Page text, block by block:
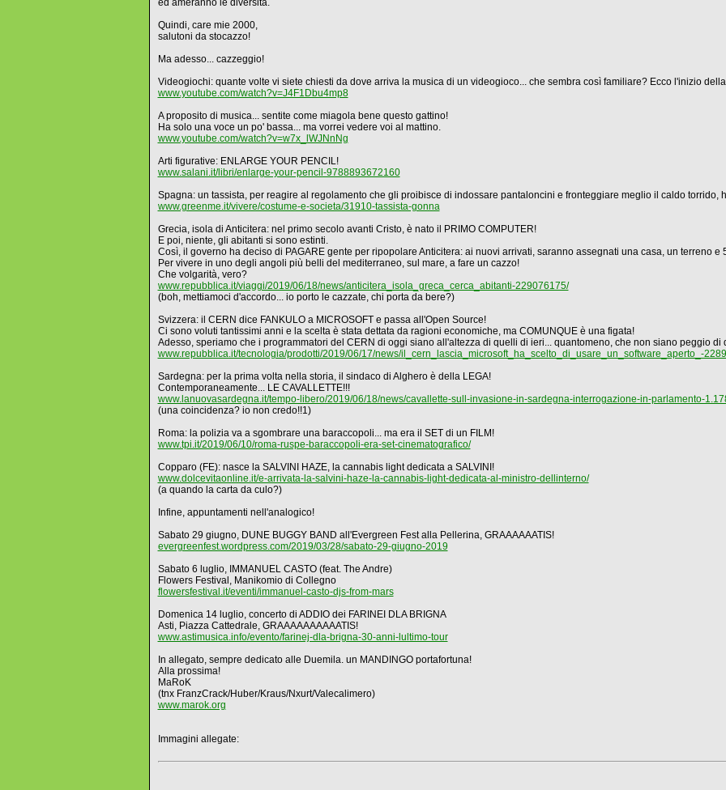
ed ameranno le diversità.
Quindi, care mie 2000,
salutoni da stocazzo!
Ma adesso... cazzeggio!
Videogiochi: quante volte vi siete chiesti da dove arriva la musica di un videogioco... che sembra così familiare? Ecco l'inizio
www.youtube.com/watch?v=J4F1Dbu4mp8
A proposito di musica... sentite come miagola bene questo gattino!
Ha solo una voce un po' bassa... ma vorrei vedere voi al mattino.
www.youtube.com/watch?v=w7x_lWJNnNg
Arti figurative: ENLARGE YOUR PENCIL!
www.salani.it/libri/enlarge-your-pencil-9788893672160
Spagna: un tassista, per reagire al regolamento che gli proibisce di indossare pantaloncini e fronteggiare meglio il caldo torrido,
www.greenme.it/vivere/costume-e-societa/31910-tassista-gonna
Grecia, isola di Anticitera: nel primo secolo avanti Cristo, è nato il PRIMO COMPUTER!
E poi, niente, gli abitanti si sono estinti.
Così, il governo ha deciso di PAGARE gente per ripopolare Anticitera: ai nuovi arrivati, saranno assegnati una casa, un terreno e
Per vivere in uno degli angoli più belli del mediterraneo, sul mare, a fare un cazzo!
Che volgarità, vero?
www.repubblica.it/viaggi/2019/06/18/news/anticitera_isola_greca_cerca_abitanti-229076175/
(boh, mettiamoci d'accordo... io porto le cazzate, chi porta da bere?)
Svizzera: il CERN dice FANKULO a MICROSOFT e passa all'Open Source!
Ci sono voluti tantissimi anni e la scelta è stata dettata da ragioni economiche, ma COMUNQUE è una figata!
Adesso, speriamo che i programmatori del CERN di oggi siano all'altezza di quelli di ieri... quantomeno, che non siano peggio di
www.repubblica.it/tecnologia/prodotti/2019/06/17/news/il_cern_lascia_microsoft_ha_scelto_di_usare_un_software_aperto_-
Sardegna: per la prima volta nella storia, il sindaco di Alghero è della LEGA!
Contemporaneamente... LE CAVALLETTE!!!
www.lanuovasardegna.it/tempo-libero/2019/06/18/news/cavallette-sull-invasione-in-sardegna-interrogazione-in-parlamento-
(una coincidenza? io non credo!!1)
Roma: la polizia va a sgombrare una baraccopoli... ma era il SET di un FILM!
www.tpi.it/2019/06/10/roma-ruspe-baraccopoli-era-set-cinematografico/
Copparo (FE): nasce la SALVINI HAZE, la cannabis light dedicata a SALVINI!
www.dolcevitaonline.it/e-arrivata-la-salvini-haze-la-cannabis-light-dedicata-al-ministro-dellinterno/
(a quando la carta da culo?)
Infine, appuntamenti nell'analogico!
Sabato 29 giugno, DUNE BUGGY BAND all'Evergreen Fest alla Pellerina, GRAAAAAATIS!
evergreenfest.wordpress.com/2019/03/28/sabato-29-giugno-2019
Sabato 6 luglio, IMMANUEL CASTO (feat. The Andre)
Flowers Festival, Manikomio di Collegno
flowersfestival.it/eventi/immanuel-casto-djs-from-mars
Domenica 14 luglio, concerto di ADDIO dei FARINEI DLA BRIGNA
Asti, Piazza Cattedrale, GRAAAAAAAAAATIS!
www.astimusica.info/evento/farinej-dla-brigna-30-anni-lultimo-tour
In allegato, sempre dedicato alle Duemila. un MANDINGO portafortuna!
Alla prossima!
MaRoK
(tnx FranzCrack/Huber/Kraus/Nxurt/Valecalimero)
www.marok.org
Immagini allegate: